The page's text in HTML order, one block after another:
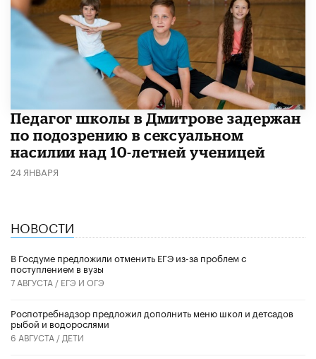
Педагог школы в Дмитрове задержан
по подозрению в сексуальном
насилии над 10-летней ученицей
24 ЯНВАРЯ
НОВОСТИ
В Госдуме предложили отменить ЕГЭ из-за проблем с
поступлением в вузы
7 АВГУСТА / ЕГЭ И ОГЭ
Роспотребнадзор предложил дополнить меню школ и детсадов
рыбой и водорослями
6 АВГУСТА / ДЕТИ